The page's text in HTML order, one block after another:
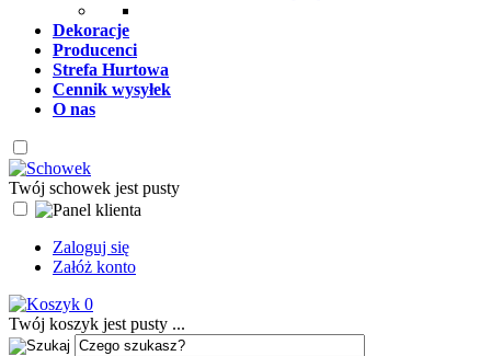
Dekoracje
Producenci
Strefa Hurtowa
Cennik wysyłek
O nas
Twój schowek jest pusty
Zaloguj się
Załóż konto
0
Twój koszyk jest pusty ...